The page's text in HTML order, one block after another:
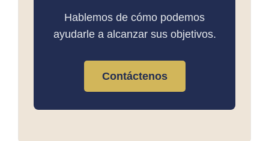
Hablemos de cómo podemos
ayudarle a alcanzar sus objetivos.
Contáctenos